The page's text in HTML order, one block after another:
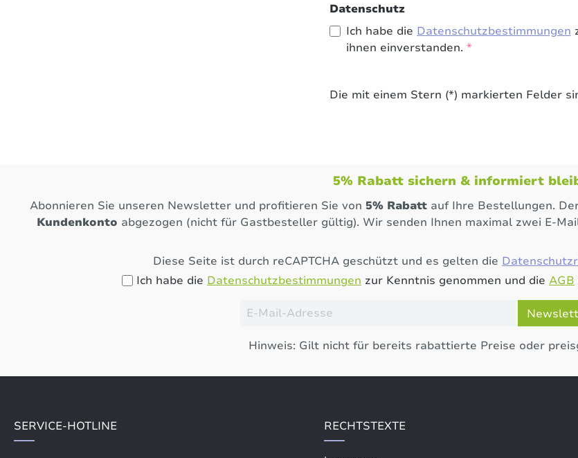
Datenschutz
Ich habe die Datenschutzbestimmungen
ihnen einverstanden. *
Die mit einem Stern (*) markierten Felder
5% Rabatt sichern & informiert
Abonnieren Sie unseren Newsletter und profitieren Sie von 5% Rabatt auf Ihre Bestellungen.
Kundenkonto abgezogen (nicht für Gastbesteller gültig). Wir senden Ihnen maximal zwei E-
Diese Seite ist durch reCAPTCHA geschützt und es gelten die
Ich habe die Datenschutzbestimmungen zur Kenntnis genommen und die AGB
Hinweis: Gilt nicht für bereits rabattierte Preise oder
SERVICE-HOTLINE RECHTSTEXTE